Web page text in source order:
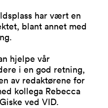
har vært en
blant annet med
hjelpe vår
i en god retning,
av redaktørene for
kollega Rebecca
ved VID.